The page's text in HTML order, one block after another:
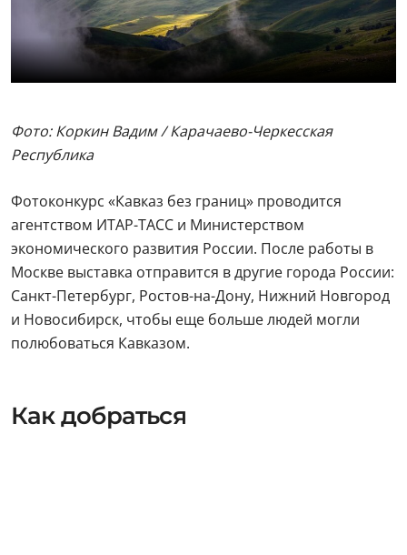
Фото: Коркин Вадим / Карачаево-Черкесская
Республика
Фотоконкурс «Кавказ без границ» проводится
агентством ИТАР-ТАСС и Министерством
экономического развития России. После работы в
Москве выставка отправится в другие города России:
Санкт-Петербург, Ростов-на-Дону, Нижний Новгород
и Новосибирск, чтобы еще больше людей могли
полюбоваться Кавказом.
Как добраться